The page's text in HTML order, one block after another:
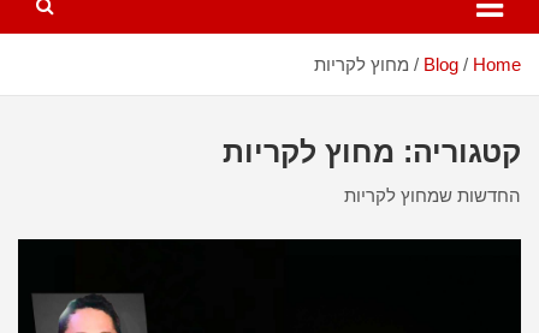
Home
Blog מחוץ לקריות
קטגוריה: מחוץ לקריות
החדשות שמחוץ לקריות